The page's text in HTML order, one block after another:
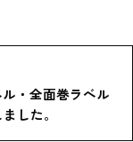
・全面巻ラベル
した。